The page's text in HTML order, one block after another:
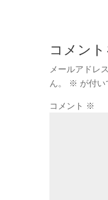
コメン
メールアドレ
ん。
※ が付
コメント ※